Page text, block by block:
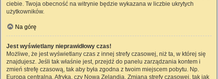
ciebie. Twoja obecność na witrynie będzie wykazana w liczbie ukrytych
użytkowników.
Na górę
Jest wyświetlany nieprawidłowy czas!
Możliwe, że jest wyświetlany czas z innej strefy czasowej, niż ta, w której się
znajdujesz. Jeśli tak właśnie jest, przejdź do panelu zarządzania kontem i
zmień strefę czasową, tak aby była zgodna z twoim miejscem pobytu. Np.
Europa centralna, Afryka, czy Nowa Zelandia. Zmiana strefy czasowej, tak jak